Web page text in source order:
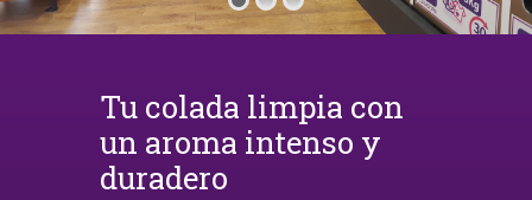
Tu colada limpia con
un aroma intenso y
duradero